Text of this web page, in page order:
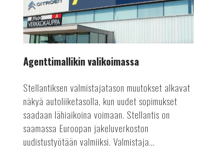
Agenttimallikin valikoimassa
Stellantiksen valmistajatason muutokset alkavat
näkyä autoliiketasolla, kun uudet sopimukset
saadaan lähiaikoina voimaan. Stellantis on
saamassa Euroopan jakeluverkoston
uudistustyötään valmiiksi. Valmistaja...